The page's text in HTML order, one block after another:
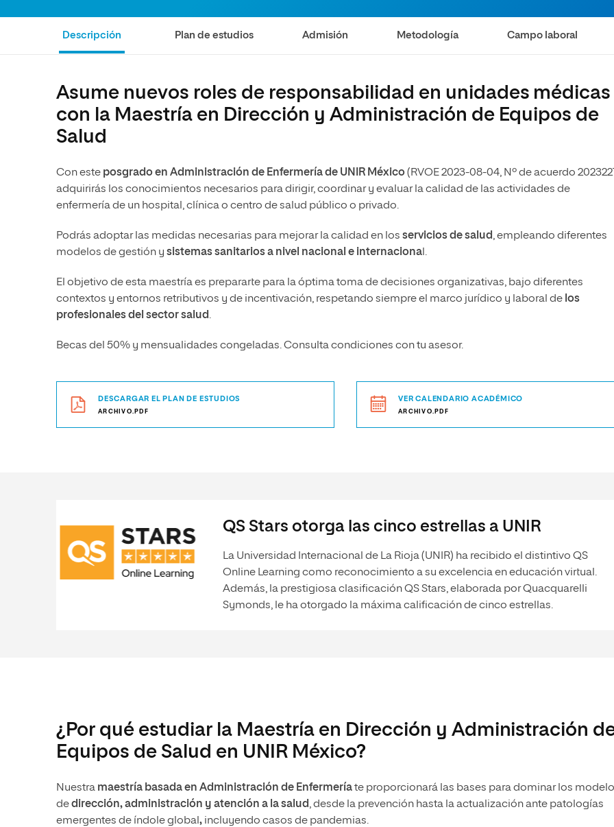
Comunicación y Mercadotecnia
Ciencias Políticas y Relaciones
Internacionales
Ciencias Criminológicas y de la
Humanidades
Artes
Música
Ciencias Sociales
Humanidades
Música
Educación
Descripción Plan de estudios Admisión Metodología Campo laboral
Asume nuevos roles de responsabilidad en unidades médicas
con la Maestría en Dirección y Administración de Equipos de
Salud
Con este posgrado en Administración de Enfermería de UNIR México(RVOE 2023-08-04, Nº de acuerdo
adquirirás los conocimientos necesarios para dirigir, coordinar y evaluar la calidad de las actividades de
enfermería de un hospital, clínica o centro de salud público o privado.
Podrás adoptar las medidas necesarias para mejorar la calidad en los servicios de salud, empleando diferentes
modelos de gestión y sistemas sanitarios a nivel nacional e internaciona l.
El objetivo de esta maestría es prepararte para la óptima toma de decisiones organizativas, bajo diferentes
contextos y entornos retributivos y de incentivación, respetando siempre el marco jurídico y laboral de los
profesionales del sector salud.
Becas del 50% y mensualidades congeladas. Consulta condiciones con tu asesor.
DESCARGAR EL PLAN DE ESTUDIOS
ARCHIVO.PDF
VER CALENDARIO ACADÉMICO
ARCHIVO.PDF
QS Stars otorga las cinco estrellas a UNIR
La Universidad Internacional de La Rioja (UNIR) ha recibido el distintivo QS
Online Learning como reconocimiento a su excelencia en educación virtual.
Además, la prestigiosa clasificación QS Stars, elaborada por Quacquarelli
Symonds, le ha otorgado la máxima calificación de cinco estrellas.
¿Por qué estudiar la Maestría en Dirección y Administración
Equipos de Salud en UNIR México?
Nuestra maestría basada en Administración de Enfermeríate proporcionará las bases para dominar los
dedirección, administración y atención a la salud, desde la prevención hasta la actualización ante patologías
emergentes de índole global , incluyendo casos de pandemias.